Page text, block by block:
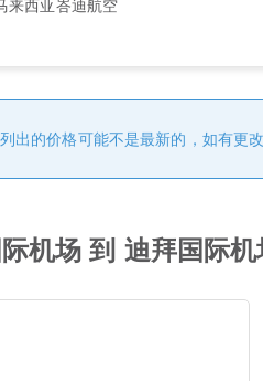
来西亚峇迪航空
出的价格可能不是最新的，如有更
机场 到 迪拜国际